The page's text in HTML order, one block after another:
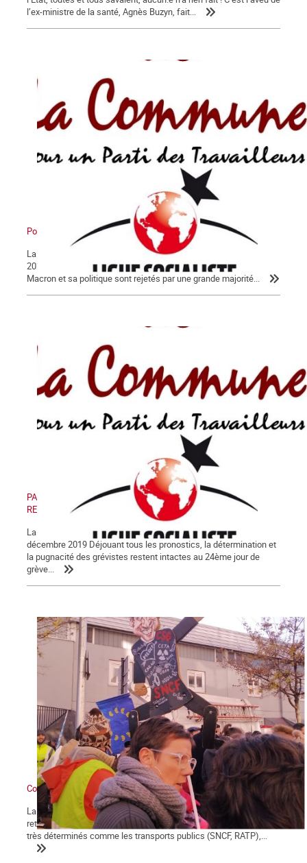
l’ex-ministre de la santé, Agnès Buzyn, fait...
Pour en finir avec Macron !
La Lettre de La Commune, nouvelle série, n° 124 - Jeudi 30 janvier
2020 Après 56 jours d’un conflit historique, c’est peu dire que
Macron et sa politique sont rejetés par une grande majorité...
PAS DE RETRAIT, PAS DE TRÊVE ! PAS DE RETRAIT, PAS DE
RENTRÉE !
La Lettre de La Commune, nouvelle série, n° 123 - Samedi 28
décembre 2019 Déjouant tous les pronostics, la détermination et
la pugnacité des grévistes restent intactes au 24ème jour de
grève...
Contre Macron et sa réforme des retraites : grève générale !
La démonstration de force des salariés contre la réforme des
retraites engagée le 5 décembre se poursuit et certains secteurs
très déterminés comme les transports publics (SNCF, RATP),...